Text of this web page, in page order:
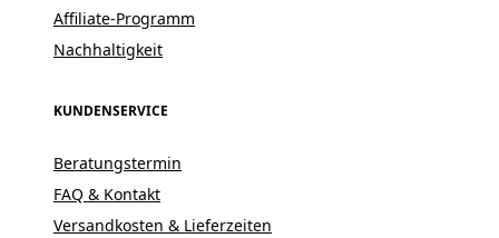
Affiliate-Programm
Nachhaltigkeit
KUNDENSERVICE
Beratungstermin
FAQ & Kontakt
Versandkosten & Lieferzeiten